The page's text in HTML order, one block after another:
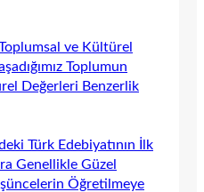
ve Kültürel
Toplumun
Değerleri Benzerlik
Türk Edebiyatının İlk
Genellikle Güzel
Öğretilmeye